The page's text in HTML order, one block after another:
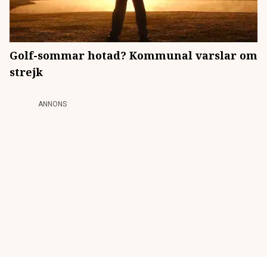
Golf-sommar hotad? Kommunal varslar om
strejk
ANNONS